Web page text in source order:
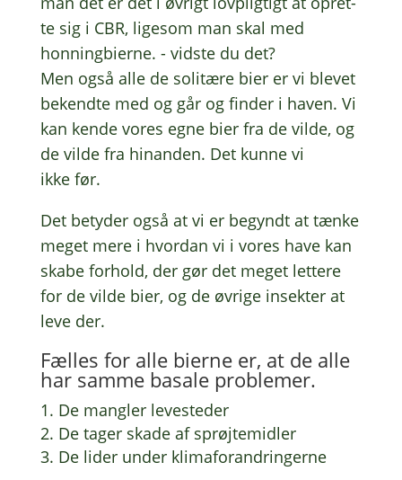
te sig i CBR, lige­som man skal med
honning­bi­er­ne. - vidste du det?
Men også alle de soli­tæ­re bier er vi blevet
bekend­te med og går og finder i haven. Vi
kan kende vores egne bier fra de vilde, og
de vilde fra hinan­den. Det kunne vi
ikke før.
Det bety­der også at vi er begyndt at tænke
meget mere i hvor­dan vi i vores have kan
skabe forhold, der gør det meget lette­re
for de vilde bier, og de øvrige insek­ter at
leve der.
Fælles for alle bierne er, at de alle
har samme basale problemer.
De mang­ler levesteder
De tager skade af sprøjtemidler
De lider under klimaforandringerne